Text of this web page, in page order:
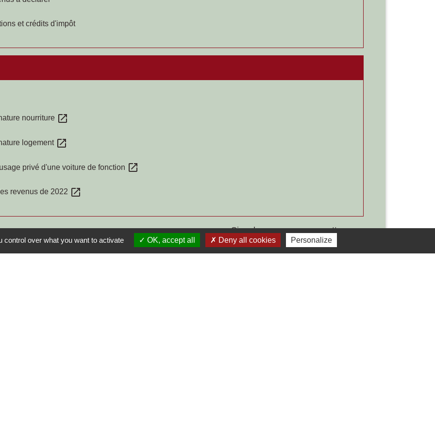
et crédits d'impôt
nourriture open_in_new
logement open_in_new
privé d'une voiture de fonction open_in_new
revenus de 2022 open_in_new
Signaler une erreur sur cette page
over what you want to activate OK, accept all Deny all cookies Personalize